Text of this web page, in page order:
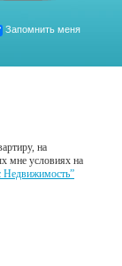
Запомнить меня
на
мне условиях на
Недвижимость”